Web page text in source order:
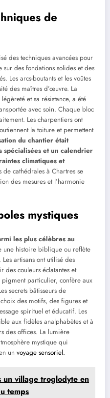
de
des techniques avancées pour
des fondations solides et des
Les arcs-boutants et les voûtes
des maîtres d’œuvre. La
et sa résistance, a été
avec soin. Chaque bloc
Les charpentiers ont
la toiture et permettent
du chantier était
spécialisées et un calendrier
climatiques et
de cathédrales à Chartres se
des mesures et l’harmonie
mystiques
les plus célèbres au
une histoire biblique ou reflète
artisans ont utilisé des
des couleurs éclatantes et
particulier, confère aux
secrets bâtisseurs de
des motifs, des figures et
spirituel et éducatif. Les
aux fidèles analphabètes et à
des offices. La lumière
mystique qui
un voyage sensoriel.
un village troglodyte en
temps